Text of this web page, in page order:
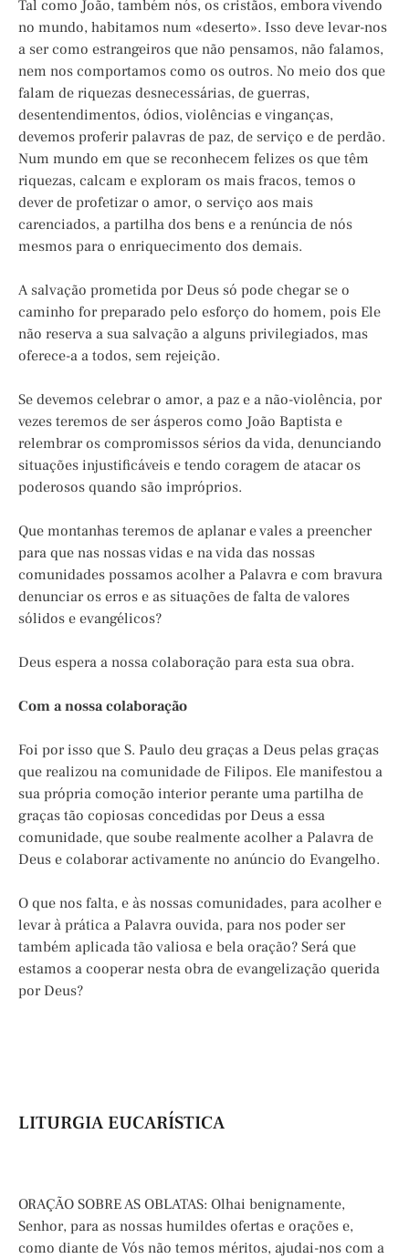
Tal como João, também nós, os cristãos, embora vivendo
no mundo, habitamos num «deserto». Isso deve levar-nos
a ser como estrangeiros que não pensamos, não falamos,
nem nos comportamos como os outros. No meio dos que
falam de riquezas desnecessárias, de guerras,
desentendimentos, ódios, violências e vinganças,
devemos proferir palavras de paz, de serviço e de perdão.
Num mundo em que se reconhecem felizes os que têm
riquezas, calcam e exploram os mais fracos, temos o
dever de profetizar o amor, o serviço aos mais
carenciados, a partilha dos bens e a renúncia de nós
mesmos para o enriquecimento dos demais.
A salvação prometida por Deus só pode chegar se o
caminho for preparado pelo esforço do homem, pois Ele
não reserva a sua salvação a alguns privilegiados, mas
oferece-a a todos, sem rejeição.
Se devemos celebrar o amor, a paz e a não-violência, por
vezes teremos de ser ásperos como João Baptista e
relembrar os compromissos sérios da vida, denunciando
situações injustificáveis e tendo coragem de atacar os
poderosos quando são impróprios.
Que montanhas teremos de aplanar e vales a preencher
para que nas nossas vidas e na vida das nossas
comunidades possamos acolher a Palavra e com bravura
denunciar os erros e as situações de falta de valores
sólidos e evangélicos?
Deus espera a nossa colaboração para esta sua obra.
Com a nossa colaboração
Foi por isso que S. Paulo deu graças a Deus pelas graças
que realizou na comunidade de Filipos. Ele manifestou a
sua própria comoção interior perante uma partilha de
graças tão copiosas concedidas por Deus a essa
comunidade, que soube realmente acolher a Palavra de
Deus e colaborar activamente no anúncio do Evangelho.
O que nos falta, e às nossas comunidades, para acolher e
levar à prática a Palavra ouvida, para nos poder ser
também aplicada tão valiosa e bela oração? Será que
estamos a cooperar nesta obra de evangelização querida
por Deus?
LITURGIA EUCARÍSTICA
ORAÇÃO SOBRE AS OBLATAS: Olhai benignamente,
Senhor, para as nossas humildes ofertas e orações e,
como diante de Vós não temos méritos, ajudai-nos com a